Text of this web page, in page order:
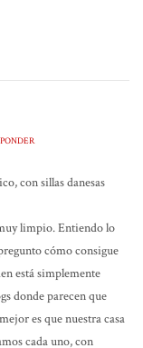
con sillas danesas
limpio. Entiendo lo
cómo consigue
está simplemente
donde parecen que
es que nuestra casa
cada uno, con